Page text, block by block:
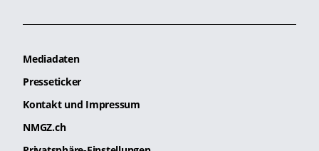
Mediadaten
Presseticker
Kontakt und Impressum
NMGZ.ch